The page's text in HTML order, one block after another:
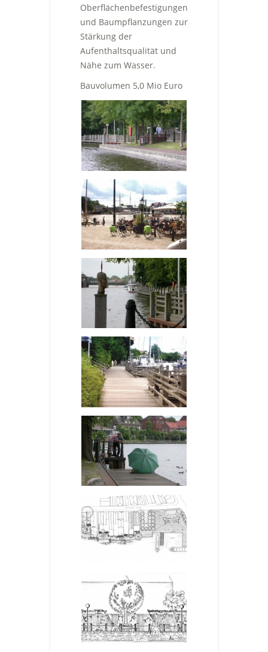
Oberflächenbefestigungen
und Baumpflanzungen zur
Stärkung der
Aufenthaltsqualität und
Nähe zum Wasser.
Bauvolumen 5,0 Mio Euro